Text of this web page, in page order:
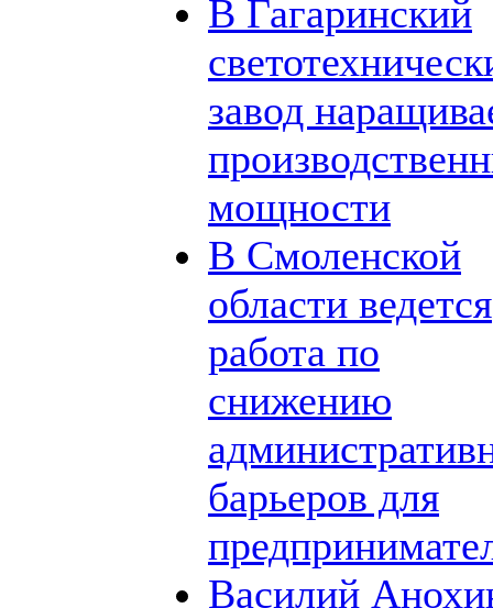
В Гагаринский
завод
мощности
В Смоленской
области ведется
работа по
снижению
барьеров для
Василий